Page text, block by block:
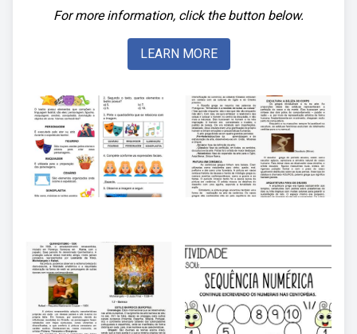
For more information, click the button below.
LEARN MORE